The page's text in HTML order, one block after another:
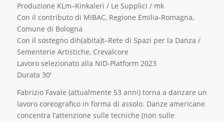
Produzione KLm–Kinkaleri / Le Supplici / mk
Con il contributo di MIBAC, Regione Emilia-Romagna,
Comune di Bologna
Con il sostegno dih(abita)t–Rete di Spazi per la Danza /
Sementerie Artistiche, Crevalcore
Lavoro selezionato alla NID-Platform 2023
Durata 30′
Fabrizio Favale (attualmente 53 anni) torna a danzare un
lavoro coreografico in forma di assolo. Danze americane
concentra l’attenzione sulle tecniche (non sulle